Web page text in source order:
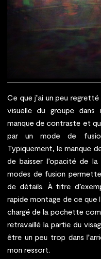
Ce que j’ai un peu
visuelle du groupe
manque de contraste et
par un mode de
Typiquement, le manque
de baisser l’opacité de
modes de fusion
de détails. À titre
rapide montage de ce que
chargé de la pochette
retravaillé la partie du
être un peu trop dans
mon ressort.